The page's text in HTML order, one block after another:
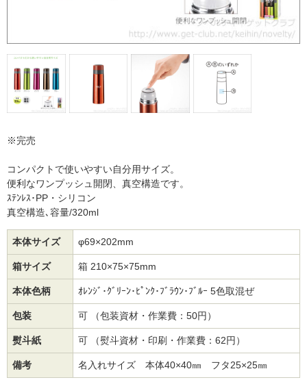
※完売
コンパクトで使いやすい自分用サイズ。
便利なワンプッシュ開閉、真空構造です。
ｽﾃﾝﾚｽ･PP・シリコン
真空構造､容量/320ml
本体サイズ φ69×202mm
箱サイズ 箱 210×75×75mm
本体色柄 ｵﾚﾝｼﾞ･ｸﾞﾘｰﾝ･ﾋﾟﾝｸ･ﾌﾞﾗｳﾝ･ﾌﾞﾙｰ 5色取混ぜ
包装 可 （包装資材・作業費：50円）
熨斗紙 可 （熨斗資材・印刷・作業費：62円）
備考 名入れサイズ 本体40×40㎜ フタ25×25㎜